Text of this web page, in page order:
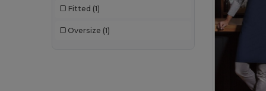
Fitted (1)
Oversize (1)